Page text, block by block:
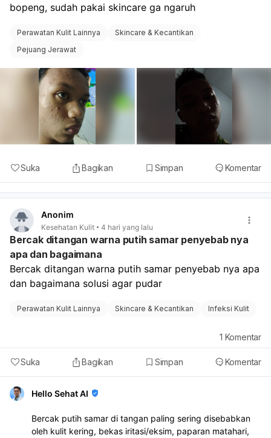
bopeng, sudah pakai skincare ga ngaruh
Perawatan Kulit Lainnya
Skincare & Kecantikan
Pejuang Jerawat
Suka Bagikan Simpan Komentar
Anonim
Kesehatan Kulit 4 hari yang lalu
Bercak ditangan warna putih samar penyebab nya
apa dan bagaimana
Bercak ditangan warna putih samar penyebab nya apa
dan bagaimana solusi agar pudar
Perawatan Kulit Lainnya Skincare & Kecantikan Infeksi Kulit
Suka Bagikan Simpan Komentar
1 Komentar
Hello Sehat AI
Bercak putih samar di tangan paling sering disebabkan
oleh kulit kering, bekas iritasi/eksim, paparan matahari,